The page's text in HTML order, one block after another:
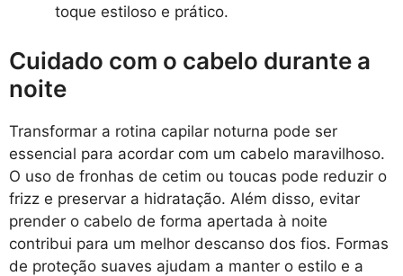
toque estiloso e prático.
Cuidado com o cabelo durante a
noite
Transformar a rotina capilar noturna pode ser
essencial para acordar com um cabelo maravilhoso.
O uso de fronhas de cetim ou toucas pode reduzir o
frizz e preservar a hidratação. Além disso, evitar
prender o cabelo de forma apertada à noite
contribui para um melhor descanso dos fios. Formas
de proteção suaves ajudam a manter o estilo e a